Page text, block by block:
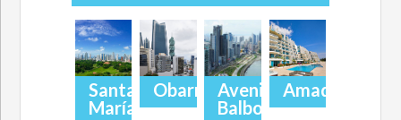
Santa
María
Obarrio Avenida
Balboa
Amador